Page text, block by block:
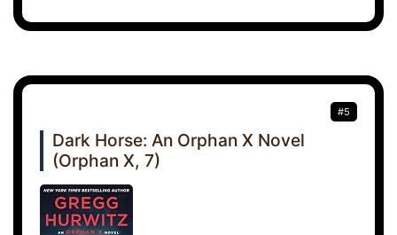
#5
Dark Horse: An Orphan X Novel
(Orphan X, 7)